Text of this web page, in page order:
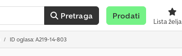
Pretraga Prodati
Lista želja
ID oglasa: A219-14-803